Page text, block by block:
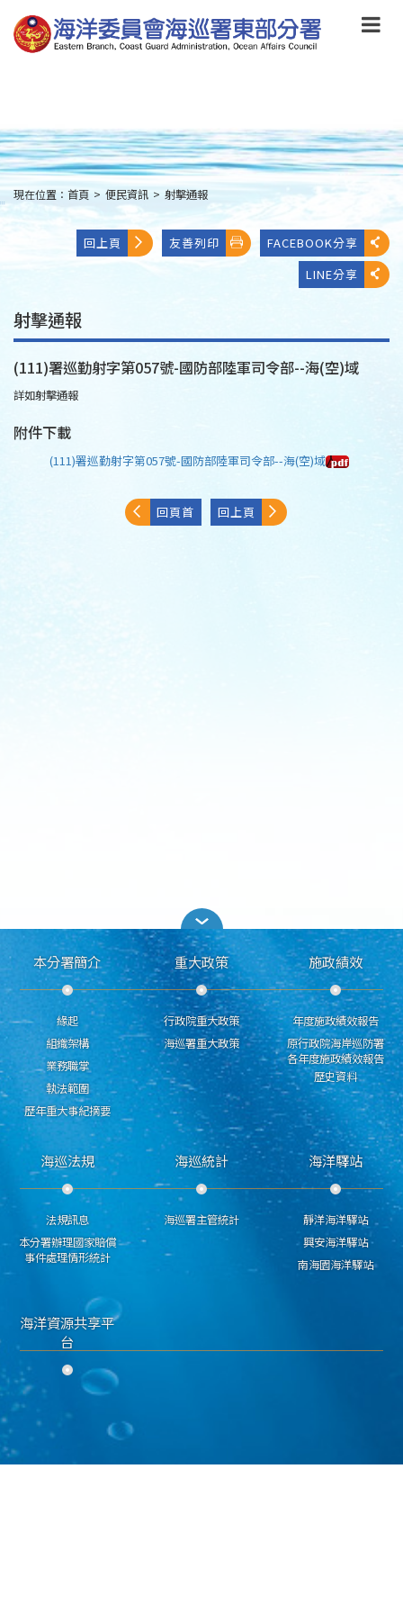
到
主
要
main
content
:::
現在位置： 首頁 > 便民資訊 > 射擊通報
回上頁 友善列印
FACEBOOK分享
LINE分享
射擊通報
(111)署巡勤射字第057號-國防部陸軍司令部--海(空)域
詳如射擊通報
附件下載
(111)署巡勤射字第057號-國防部陸軍司令部--海(空)域
回頁首 回上頁
本分署簡介
緣起
組織架構
業務職掌
執法範圍
歷年重大事紀摘要
重大政策
行政院重大政策
海巡署重大政策
施政績效
年度施政績效報告
原行政院海岸巡防署
各年度施政績效報告
歷史資料
海巡法規
法規訊息
本分署辦理國家賠償
事件處理情形統計
海巡統計
海巡署主管統計
海洋驛站
靜洋海洋驛站
興安海洋驛站
南海園海洋驛站
海洋資源共享平
台